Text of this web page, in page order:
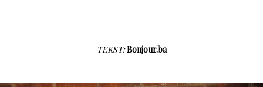
TEKST:Bonjour.ba